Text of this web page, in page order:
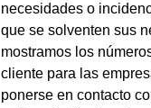
necesidades o
que se solventen sus
mostramos los
cliente para las
ponerse en contacto